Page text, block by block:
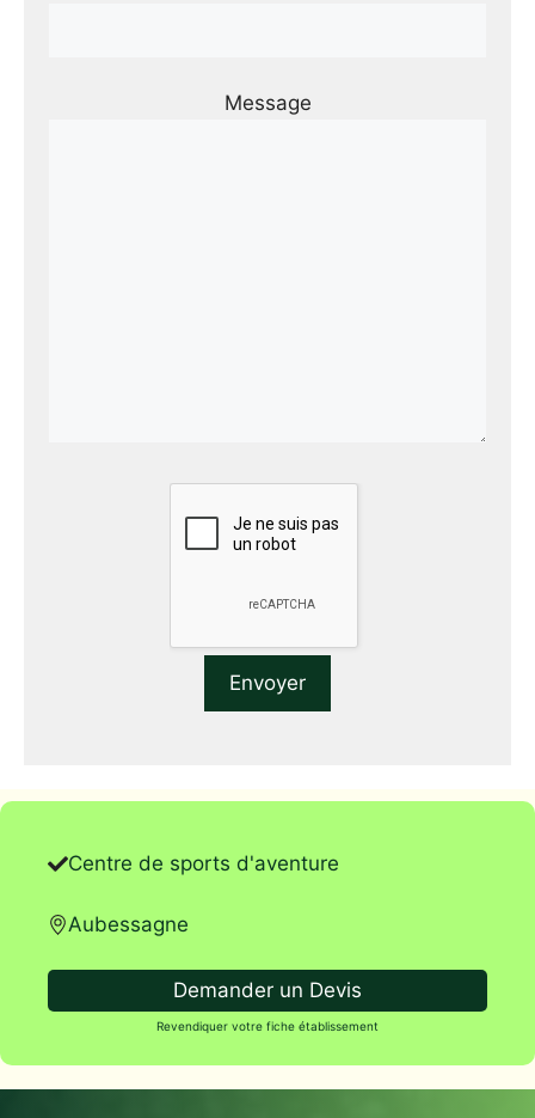
Message
Centre de sports d'aventure
Aubessagne
Demander un Devis
Revendiquer votre fiche établissement